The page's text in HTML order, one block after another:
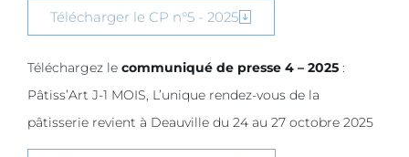
Télécharger le CP n°5 - 2025
Téléchargez le communiqué de presse 4 – 2025 :
Pâtiss’Art J-1 MOIS, L’unique rendez-vous de la
pâtisserie revient à Deauville du 24 au 27 octobre 2025